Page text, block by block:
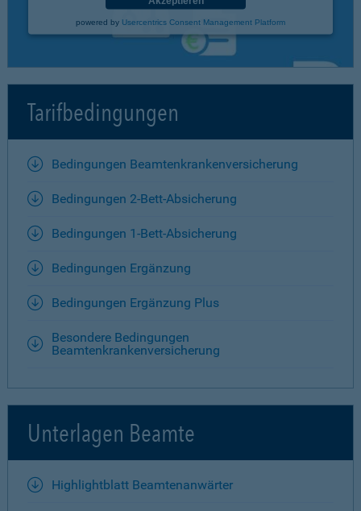
powered by Usercentrics Consent Management Platform
Tarifbedingungen
Bedingungen Beamtenkrankenversicherung
Bedingungen 2-Bett-Absicherung
Bedingungen 1-Bett-Absicherung
Bedingungen Ergänzung
Bedingungen Ergänzung Plus
Besondere Bedingungen
Beamtenkrankenversicherung
Unterlagen Beamte
Highlightblatt Beamtenanwärter